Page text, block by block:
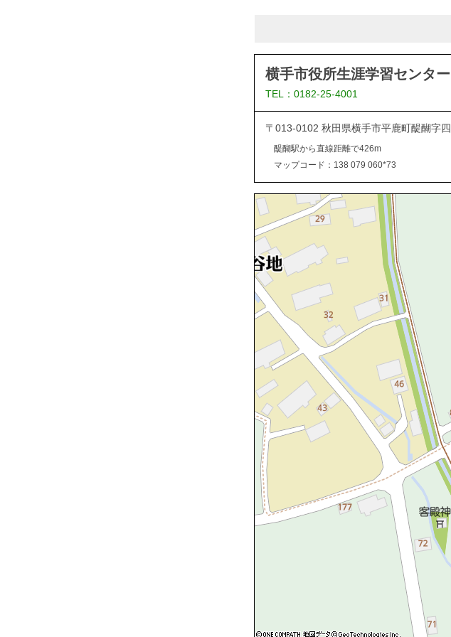
横手市役所生涯学習センタ
TEL：0182-25-4001
〒013-0102 秋田県横手市平鹿町醍醐字
醍醐駅から直線距離で426m
マップコード：138 079 060*73